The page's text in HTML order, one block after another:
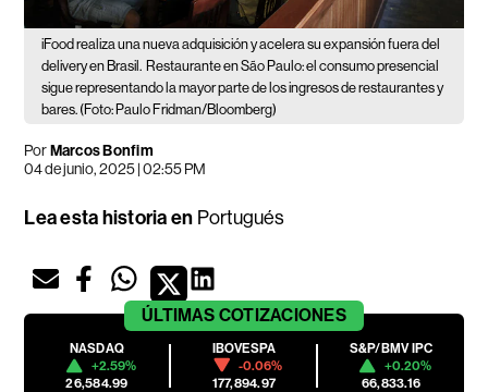
iFood realiza una nueva adquisición y acelera su expansión fuera del
delivery en Brasil. Restaurante en São Paulo: el consumo presencial
sigue representando la mayor parte de los ingresos de restaurantes y
bares. (Foto: Paulo Fridman/Bloomberg)
PorMarcos Bonfim
04 de junio, 2025 | 02:55 PM
Lea esta historia en Portugués
ÚLTIMAS COTIZACIONES
NASDAQ
+2.59%
26,584.99
IBOVESPA
-0.06%
177,894.97
S&P/BMV IPC
+0.20%
66,833.16